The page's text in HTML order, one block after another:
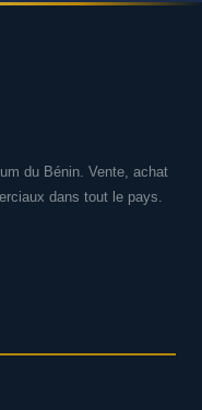
du Bénin. Vente, achat
dans tout le pays.